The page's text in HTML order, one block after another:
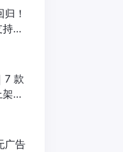
！
持
剧
）
7 款
，
海
广告